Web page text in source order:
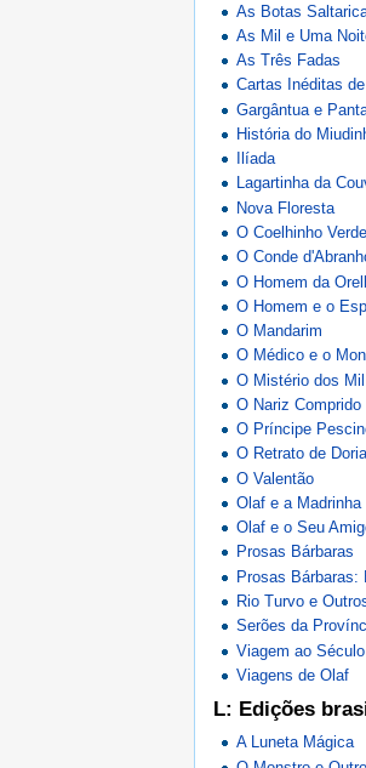
As Botas
As Mil e Uma
As Três Fadas
Cartas Inéditas
Gargântua e
História do
Ilíada
Lagartinha da
Nova Floresta
O Coelhinho
O Conde
O Homem da
O Homem e o
O Mandarim
O Médico e o
O Mistério dos
O Nariz Comprido
O Príncipe
O Retrato de
O Valentão
Olaf e a Madrinha
Olaf e o Seu
Prosas Bárbaras
Prosas
Rio Turvo e
Serões da
Viagem ao
Viagens de Olaf
L: Edições
A Luneta Mágica